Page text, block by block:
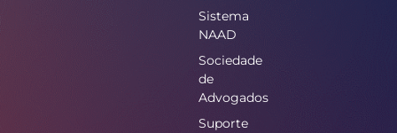
Sistema
NAAD
Sociedade
de
Advogados
Suporte